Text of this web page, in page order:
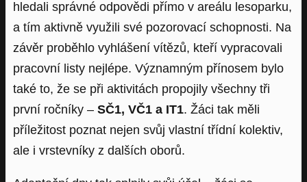
hledali správné odpovědi přímo v areálu lesoparku,
a tím aktivně využili své pozorovací schopnosti. Na
závěr proběhlo vyhlášení vítězů, kteří vypracovali
pracovní listy nejlépe. Významným přínosem bylo
také to, že se při aktivitách propojily všechny tři
první ročníky – SČ1, VČ1 a IT1. Žáci tak měli
příležitost poznat nejen svůj vlastní třídní kolektiv,
ale i vrstevníky z dalších oborů.